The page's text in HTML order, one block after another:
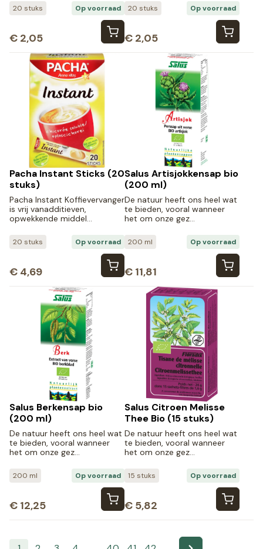
20 stuks Op voorraad
€ 2,05
20 stuks Op voorraad
€ 2,05
Pacha Instant Sticks (20
stuks)
Pacha Instant Koffievervanger
is vrij vanadditieven,
opwekkende middel…
20 stuks Op voorraad
€ 4,69
Salus Artisjokkensap bio
(200 ml)
De natuur heeft ons heel wat
te bieden, vooral wanneer
het om onze gez…
200 ml Op voorraad
€ 11,81
Salus Berkensap bio
(200 ml)
De natuur heeft ons heel wat
te bieden, vooral wanneer
het om onze gez…
200 ml Op voorraad
€ 12,25
Salus Citroen Melisse
Thee Bio (15 stuks)
De natuur heeft ons heel wat
te bieden, vooral wanneer
het om onze gez…
15 stuks Op voorraad
€ 5,82